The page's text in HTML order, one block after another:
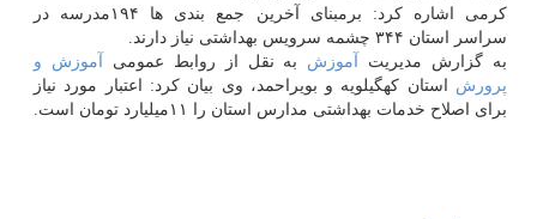
کرمی اشاره کرد: برمبنای آخرین جمع بندی ها ۱۹۴مدرسه در
سراسر استان ۳۴۴ چشمه سرویس بهداشتی نیاز دارند.
به گزارش مدیریت
آموزش به نقل از روابط عمومی
آموزش و
پرورش استان کهگیلویه و بویراحمد، وی بیان کرد: اعتبار مورد نیاز
برای اصلاح خدمات بهداشتی مدارس استان را ۱۱میلیارد تومان است.